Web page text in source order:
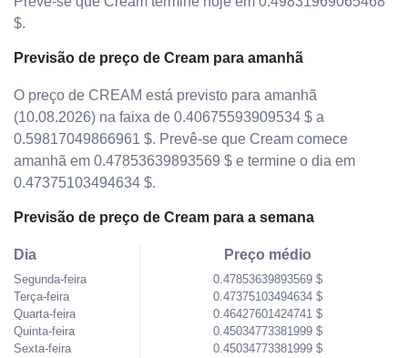
$.
Previsão de preço de Cream para amanhã
O preço de CREAM está previsto para amanhã
(10.08.2026) na faixa de 0.40675593909534 $ a
0.59817049866961 $. Prevê-se que Cream comece
amanhã em 0.47853639893569 $ e termine o dia em
0.47375103494634 $.
Previsão de preço de Cream para a semana
Dia
Segunda-feira
Terça-feira
Quarta-feira
Quinta-feira
Sexta-feira
Preço médio
0.47853639893569 $
0.47375103494634 $
0.46427601424741 $
0.45034773381999 $
0.45034773381999 $